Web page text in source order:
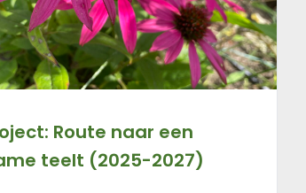
Route naar een
teelt (2025-2027)